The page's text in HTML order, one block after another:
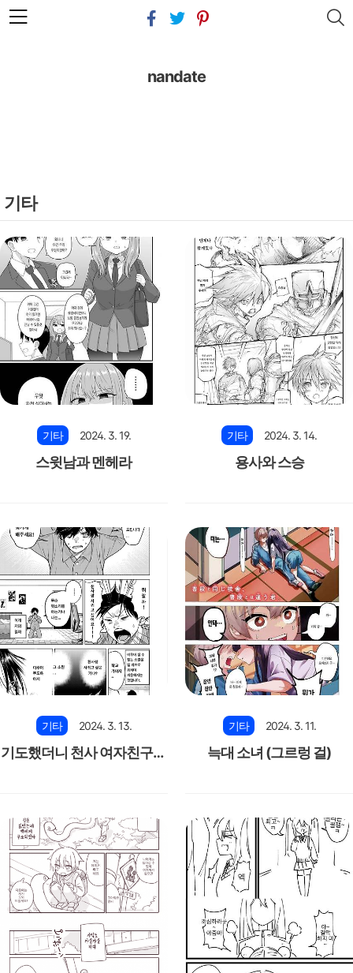
본문 바로가기
nandate
기타
기타 2024. 3. 19.
스윗남과 멘헤라
기타 2024. 3. 14.
용사와 스승
기타 2024. 3. 13.
기도했더니 천사 여자친구가
기타 2024. 3. 11.
늑대 소녀 (그르렁 걸)